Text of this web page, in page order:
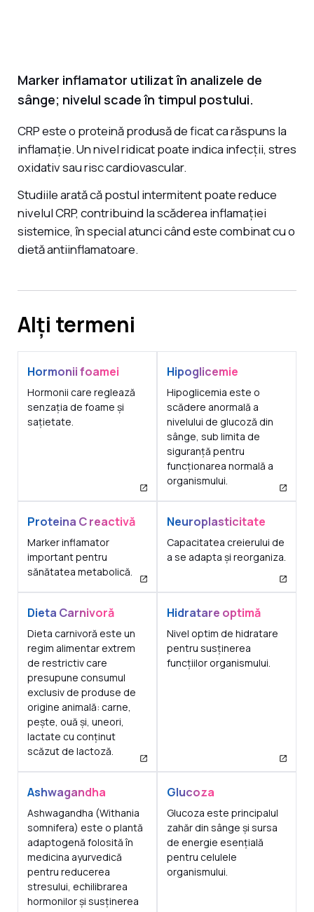
Marker inflamator utilizat în analizele de
sânge; nivelul scade în timpul postului.
CRP este o proteină produsă de ficat ca răspuns la
inflamație. Un nivel ridicat poate indica infecții, stres
oxidativ sau risc cardiovascular.
Studiile arată că postul intermitent poate reduce
nivelul CRP, contribuind la scăderea inflamației
sistemice, în special atunci când este combinat cu o
dietă antiinflamatoare.
Alți termeni
Hormonii foamei
Hormonii care reglează
senzația de foame și
sațietate.
Hipoglicemie
Hipoglicemia este o
scădere anormală a
nivelului de glucoză din
sânge, sub limita de
siguranță pentru
funcționarea normală a
organismului.
Proteina C reactivă
Marker inflamator
important pentru
sănătatea metabolică.
Neuroplasticitate
Capacitatea creierului de
a se adapta și reorganiza.
Dieta Carnivoră
Dieta carnivoră este un
regim alimentar extrem
de restrictiv care
presupune consumul
exclusiv de produse de
origine animală: carne,
pește, ouă și, uneori,
lactate cu conținut
scăzut de lactoză.
Hidratare optimă
Nivel optim de hidratare
pentru susținerea
funcțiilor organismului.
Ashwagandha
Ashwagandha (Withania
somnifera) este o plantă
adaptogenă folosită în
medicina ayurvedică
pentru reducerea
stresului, echilibrarea
hormonilor și susținerea
Glucoza
Glucoza este principalul
zahăr din sânge și sursa
de energie esențială
pentru celulele
organismului.